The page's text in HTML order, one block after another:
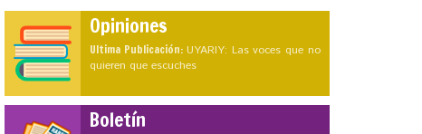
Opiniones
Ultima Publicación: UYARIY: Las voces que no
quieren que escuches
Boletín